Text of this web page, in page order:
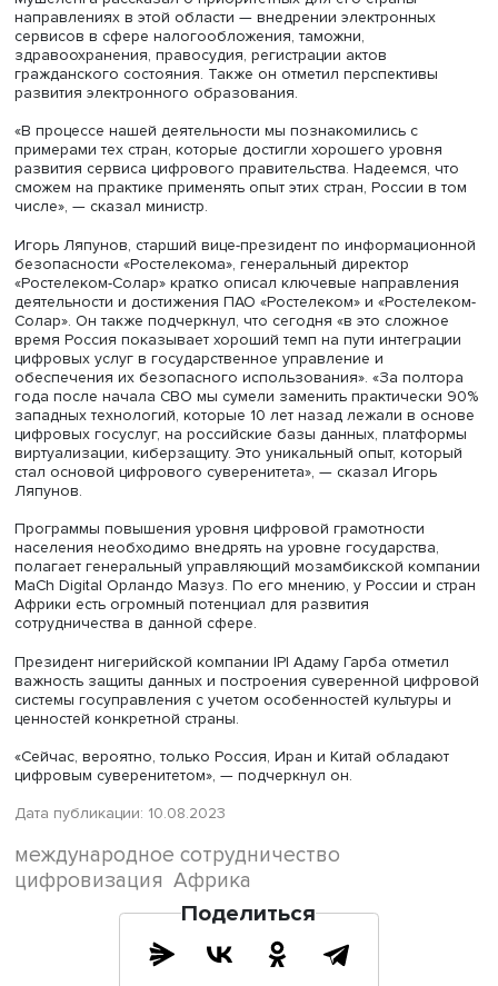
Суеф Камалидини, фото: Евгений Федосков / Фонд
«Опыт, накопленный в Российской Федерации в сфере
сфере цифровизации государственного управления,
послужит моделью и хорошим образцом для Коморских
Островов. Думаю, что это будет полезно для всех стран
Африки. Хотя африканские страны находятся на разном
уровне развития, реальность для всех одинакова:
необходимы инвестиции, необходимы знания», —
господин Камалидини.
Министр телекоммуникационных технологий Намибии
Мушеленга рассказал о приоритетных для его страны
направлениях в этой области — внедрении
сервисов в сфере налогообложения, таможни,
гражданского состояния. Также он отметил
развития электронного образования.
«В процессе нашей деятельности мы познакомились с
примерами тех стран, которые достигли хорошего
сможем на практике применять опыт этих стран, России
числе», — сказал министр.
Игорь Ляпунов, старший вице-президент по
безопасности «Ростелекома», генеральный директор
«Ростелеком-Солар» кратко описал ключевые
Солар». Он также подчеркнул, что сегодня «в это
цифровых услуг в государственное управление и
обеспечения их безопасного использования». «За
года после начала СВО мы сумели заменить
западных технологий, которые 10 лет назад лежали в
цифровых госуслуг, на российские базы данных,
виртуализации, киберзащиту. Это уникальный опыт,